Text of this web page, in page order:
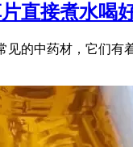
直接煮水喝
见的中药材，它们